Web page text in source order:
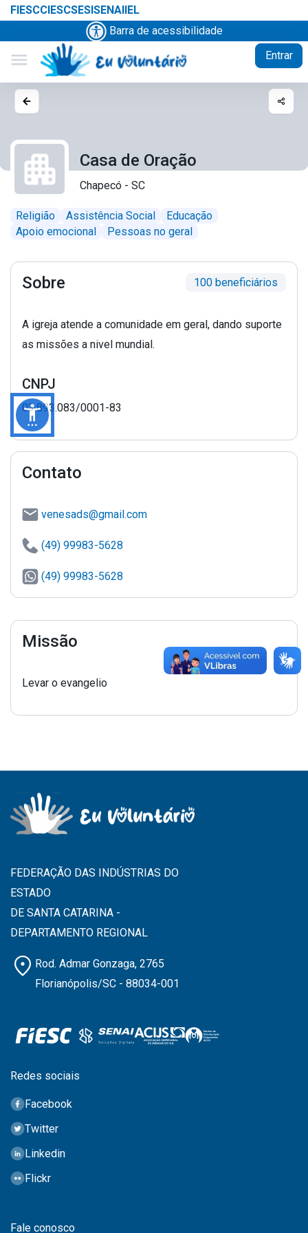
FIESCCIESCSESISENAIIEL
Barra de acessibilidade
menu Entrar
Casa de Oração
Chapecó - SC
Religião Assistência Social
Educação
Apoio emocional
Pessoas no geral
Sobre 100 beneficiários
A igreja atende a comunidade em geral, dando suporte
as missões a nivel mundial.
CNPJ
03.893.083/0001-83
Contato
venesads@gmail.com
(49) 99983-5628
(49) 99983-5628
Missão
Levar o evangelio
FEDERAÇÃO DAS INDÚSTRIAS DO
ESTADO
DE SANTA CATARINA -
DEPARTAMENTO REGIONAL
location_on Rod. Admar Gonzaga, 2765
Florianópolis/SC - 88034-001
Redes sociais
Facebook
Twitter
Linkedin
Flickr
Fale conosco